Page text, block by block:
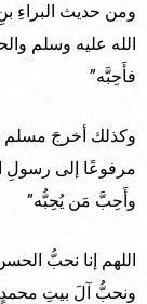
ومن حديث البراءِ
الله عليه وسلم
فأَحِبَّه”
وكذلك أخرجَ مسلم
مرفوعًا إلى رسولِ
وأَحِبَّ مَن يُحِبُّه”
اللهم إنا نحبُّ
ونحبُّ آلَ بيتِ محمدٍ